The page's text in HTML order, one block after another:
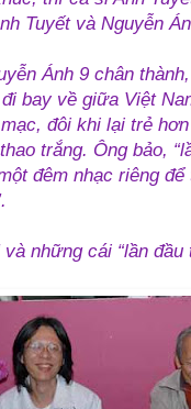
Tuyết và Nguyễn
Ánh 9 chân
bay về giữa Việt
đôi khi lại trẻ
trắng. Ông bảo,
đêm nhạc riêng
và những cái “lần